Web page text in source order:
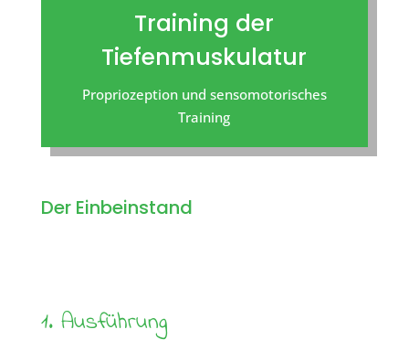
Training der
Tiefenmuskulatur
Propriozeption und sensomotorisches
Training
Der Einbeinstand
1. Ausführung